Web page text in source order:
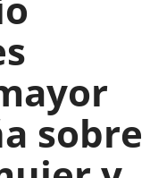
sobre